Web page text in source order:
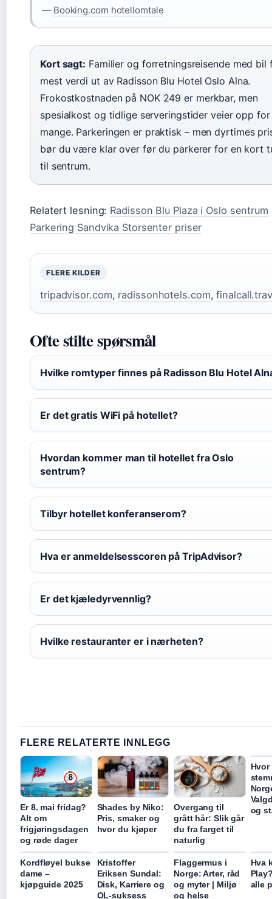
— Booking.com hotellomtale
Kort sagt: Familier og forretningsreisende med bil
mest verdi ut av Radisson Blu Hotel Oslo Alna.
Frokostkostnaden på NOK 249 er merkbar, men
spesialkost og tidlige serveringstider veier opp for
mange. Parkeringen er praktisk – men dyrtimes
bør du være klar over før du parkerer for en kort
til sentrum.
Relatert lesning: Radisson Blu Plaza i Oslo sentrum
Parkering Sandvika Storsenter priser
FLERE KILDER
tripadvisor.com, radissonhotels.com,
Ofte stilte spørsmål
Hvilke romtyper finnes på Radisson Blu Hotel
Er det gratis WiFi på hotellet?
Hvordan kommer man til hotellet fra Oslo
sentrum?
Tilbyr hotellet konferanserom?
Hva er anmeldelsesscoren på TripAdvisor?
Er det kjæledyrvennlig?
Hvilke restauranter er i nærheten?
FLERE RELATERTE INNLEGG
Er 8. mai fridag?
Alt om
frigjøringsdagen
og røde dager
Shades by Niko:
Pris, smaker og
hvor du kjøper
Overgang til
grått hår: Slik går
du fra farget til
naturlig
Hvor
og
Kordfløyel bukse
dame –
kjøpguide 2025
Kristoffer
Eriksen Sundal:
Disk, Karriere og
OL-suksess
Flaggermus i
Norge: Arter, råd
og myter | Miljø
og helse
Hva
alle